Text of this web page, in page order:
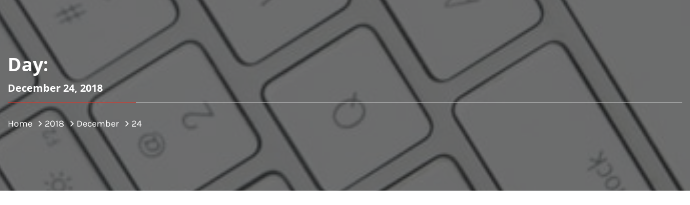
Day:
December 24, 2018
Home 2018 December 24